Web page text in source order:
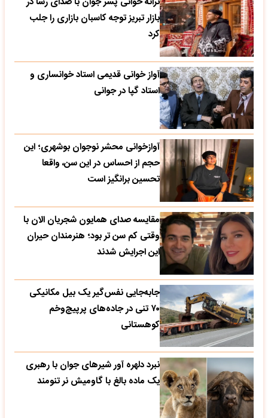
بازار تبریز توجه کاسبان بازاری را جلب
کرد
آواز خوانی قدیمی استاد خوانساری و
استاد گپا در جوانی
آوازخوانی محشر نوجوان بوشهری؛ این
حجم از احساس در این سن، واقعا
تحسین‌ برانگیز است
مقایسه صدای همایون شجریان الان با
وقتی کم سن تر بود؛ هنرمندان حیران
این اجرایش شدند
جابه‌جایی نفس‌گیر یک بیل مکانیکی
۷۰ تنی در جاده‌های پرپیچ‌وخم
کوهستانی
نبرد دلهره آور شیرهای جوان با رهبری
یک ماده بالغ با گاومیش نر تنومند